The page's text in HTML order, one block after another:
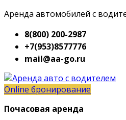
Аренда автомобилей с
8(800) 200-2987
+7(953)8577776
mail@aa-go.ru
Online бронирование
Почасовая аренда